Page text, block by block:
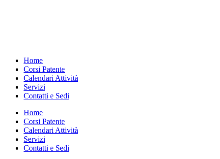
Home
Corsi Patente
Calendari Attività
Servizi
Contatti e Sedi
Home
Corsi Patente
Calendari Attività
Servizi
Contatti e Sedi